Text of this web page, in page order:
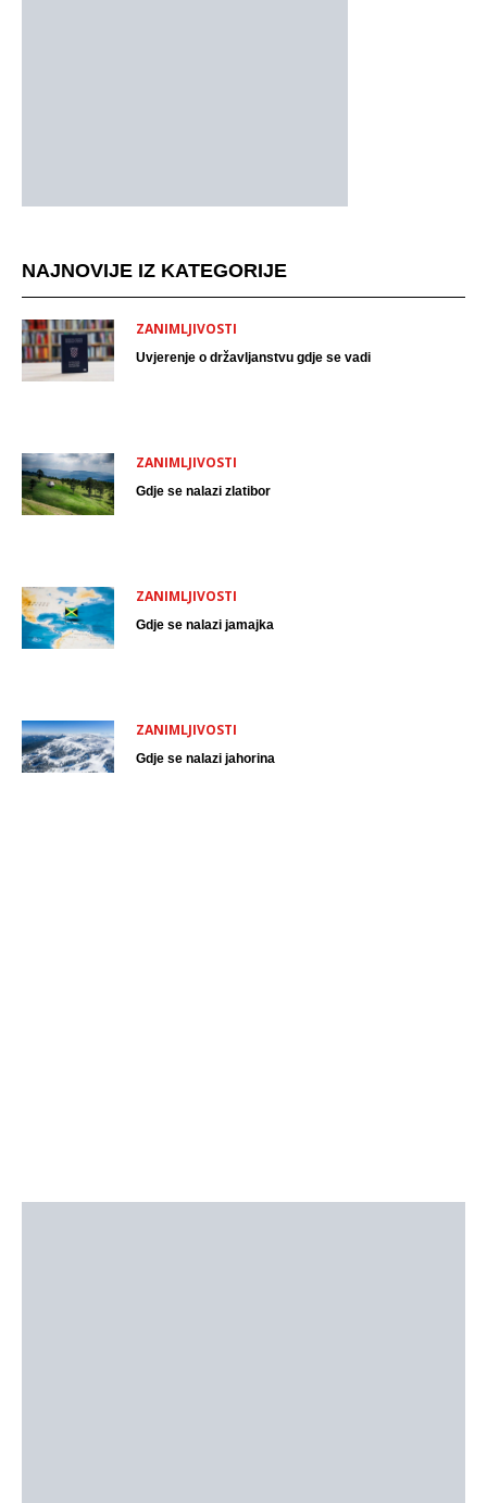
NAJNOVIJE IZ KATEGORIJE
ZANIMLJIVOSTI
Uvjerenje o državljanstvu gdje se vadi
ZANIMLJIVOSTI
Gdje se nalazi zlatibor
ZANIMLJIVOSTI
Gdje se nalazi jamajka
ZANIMLJIVOSTI
Gdje se nalazi jahorina